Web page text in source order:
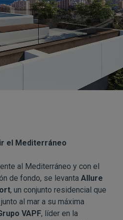
el Mediterráneo
al Mediterráneo y con el
de fondo, se levanta Allure
, un conjunto residencial que
al mar a su máxima
VAPF, líder en la